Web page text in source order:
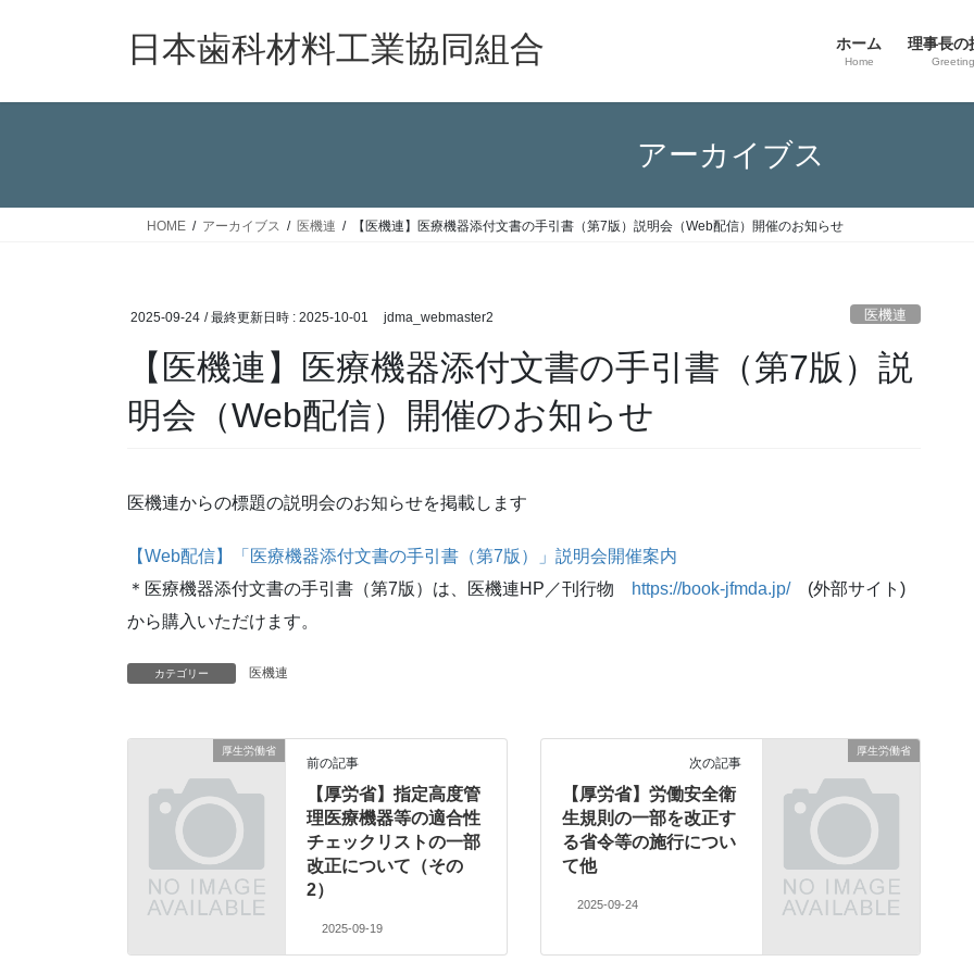
日本歯科材料工業協同組合 ホーム
Home
理事長の
Greeting
アーカイブス
HOME アーカイブス 医機連 【医機連】医療機器添付文書の手引書（第7版）説明会（Web配信）開催のお知らせ
2025-09-24 / 最終更新日時 : 2025-10-01 jdma_webmaster2 医機連
【医機連】医療機器添付文書の手引書（第7版）説
明会（Web配信）開催のお知らせ
医機連からの標題の説明会のお知らせを掲載します
【Web配信】「医療機器添付文書の手引書（第7版）」説明会開催案内
＊医療機器添付文書の手引書（第7版）は、医機連HP／刊行物
https://book-jfmda.jp/(外部サイト)
から購入いただけます。
カテゴリー 医機連
厚生労働省
前の記事
【厚労省】指定高度管
理医療機器等の適合性
チェックリストの一部
改正について（その
2）
2025-09-19
厚生労働省
次の記事
【厚労省】労働安全衛
生規則の一部を改正す
る省令等の施行につい
て他
2025-09-24